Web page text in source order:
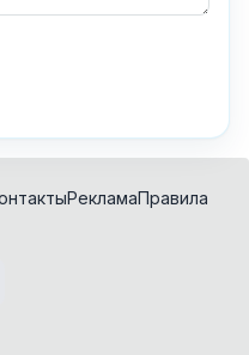
антиспам
РекламаПравила